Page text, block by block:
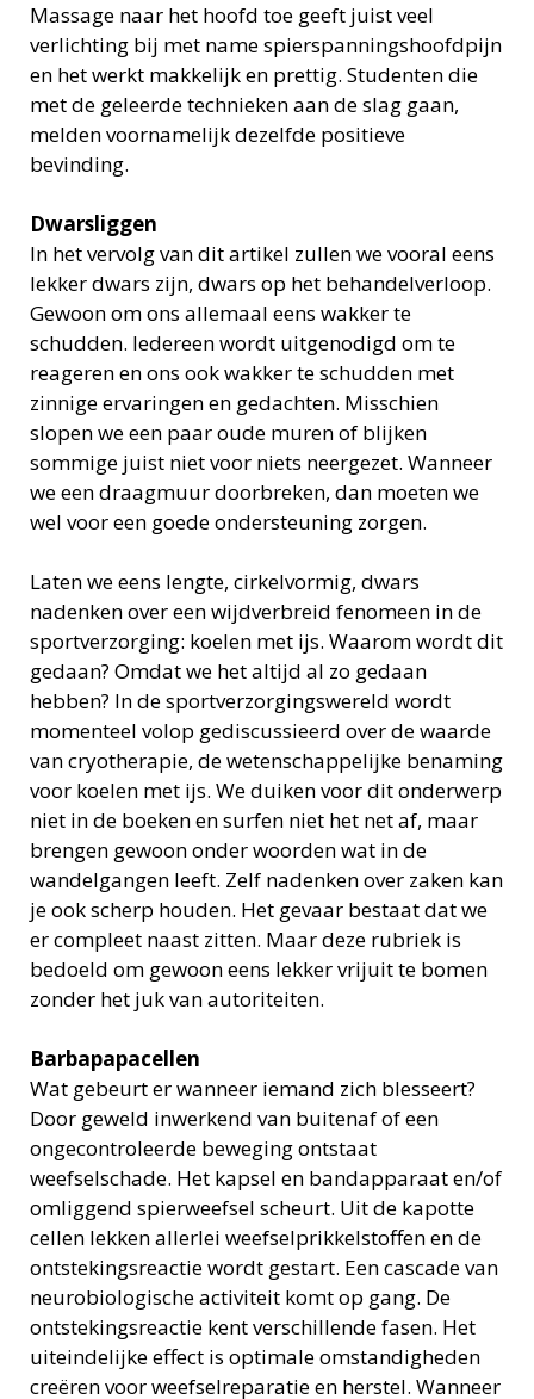
Massage naar het hoofd toe geeft juist veel
verlichting bij met name spierspanningshoofdpijn
en het werkt makkelijk en prettig. Studenten die
met de geleerde technieken aan de slag gaan,
melden voornamelijk dezelfde positieve
bevinding.
Dwarsliggen
In het vervolg van dit artikel zullen we vooral eens
lekker dwars zijn, dwars op het behandelverloop.
Gewoon om ons allemaal eens wakker te
schudden. Iedereen wordt uitgenodigd om te
reageren en ons ook wakker te schudden met
zinnige ervaringen en gedachten. Misschien
slopen we een paar oude muren of blijken
sommige juist niet voor niets neergezet. Wanneer
we een draagmuur doorbreken, dan moeten we
wel voor een goede ondersteuning zorgen.
Laten we eens lengte, cirkelvormig, dwars
nadenken over een wijdverbreid fenomeen in de
sportverzorging: koelen met ijs. Waarom wordt dit
gedaan? Omdat we het altijd al zo gedaan
hebben? In de sportverzorgingswereld wordt
momenteel volop gediscussieerd over de waarde
van cryotherapie, de wetenschappelijke benaming
voor koelen met ijs. We duiken voor dit onderwerp
niet in de boeken en surfen niet het net af, maar
brengen gewoon onder woorden wat in de
wandelgangen leeft. Zelf nadenken over zaken kan
je ook scherp houden. Het gevaar bestaat dat we
er compleet naast zitten. Maar deze rubriek is
bedoeld om gewoon eens lekker vrijuit te bomen
zonder het juk van autoriteiten.
Barbapapacellen
Wat gebeurt er wanneer iemand zich blesseert?
Door geweld inwerkend van buitenaf of een
ongecontroleerde beweging ontstaat
weefselschade. Het kapsel en bandapparaat en/of
omliggend spierweefsel scheurt. Uit de kapotte
cellen lekken allerlei weefselprikkelstoffen en de
ontstekingsreactie wordt gestart. Een cascade van
neurobiologische activiteit komt op gang. De
ontstekingsreactie kent verschillende fasen. Het
uiteindelijke effect is optimale omstandigheden
creëren voor weefselreparatie en herstel. Wanneer